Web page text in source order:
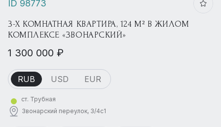
ID 98773
3-Х КОМНАТНАЯ КВАРТИРА, 124 М² В ЖИЛОМ
КОМПЛЕКСЕ «ЗВОНАРСКИЙ»
1 300 000 ₽
RUB USD EUR
ст. Трубная
Звонарский переулок, 3/4с1